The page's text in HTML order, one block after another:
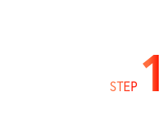
STEP 1